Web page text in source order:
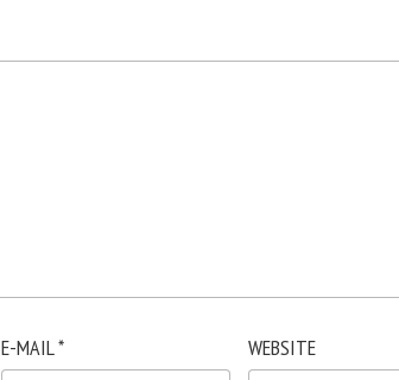
E-MAIL* WEBSITE